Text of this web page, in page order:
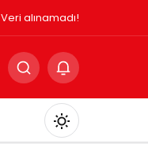
Veri alınamadı!
Mod